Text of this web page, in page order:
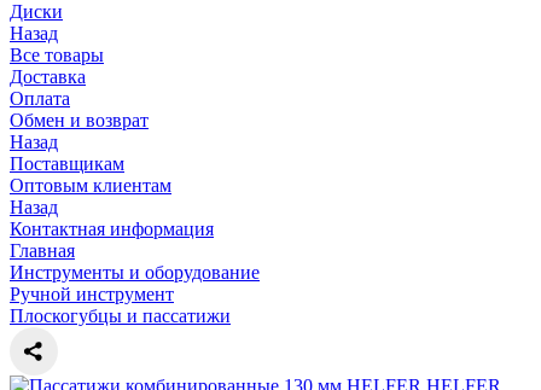
Диски
Назад
Все товары
Доставка
Оплата
Обмен и возврат
Назад
Поставщикам
Оптовым клиентам
Назад
Контактная информация
Главная
Инструменты и оборудование
Ручной инструмент
Плоскогубцы и пассатижи